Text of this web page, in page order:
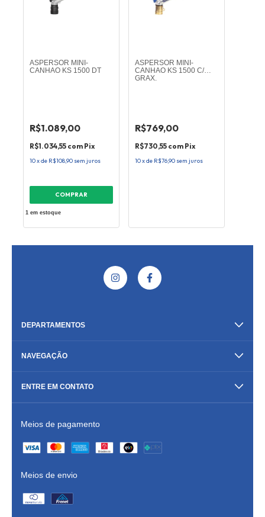
ASPERSOR MINI-
CANHAO KS 1500 DT
R$1.089,00
R$1.034,55 com Pix
10xde R$108,90 sem juros
1em estoque
ASPERSOR MINI-
CANHAO KS 1500 C/
GRAX.
R$769,00
R$730,55 com Pix
10xde R$76,90 sem juros
DEPARTAMENTOS
NAVEGAÇÃO
ENTRE EM CONTATO
Meios de pagamento
Meios de envio